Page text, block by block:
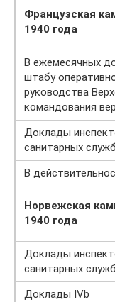
Французская
1940 года
В ежемесячных
штабу
руководства
командования
Доклады
санитарных служб
В
Норвежская
1940 года
Доклады
санитарных служб
Доклады IVb